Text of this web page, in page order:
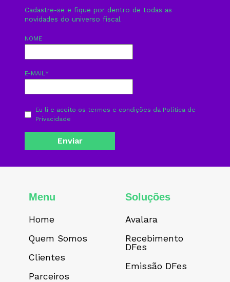
Cadastre-se e fique por dentro de todas as
novidades do universo fiscal
NOME
E-MAIL *
Eu li e aceito os termos e condições da Política de
Privacidade
Menu
Home
Quem Somos
Clientes
Parceiros
Soluções
Avalara
Recebimento
DFes
Emissão DFes